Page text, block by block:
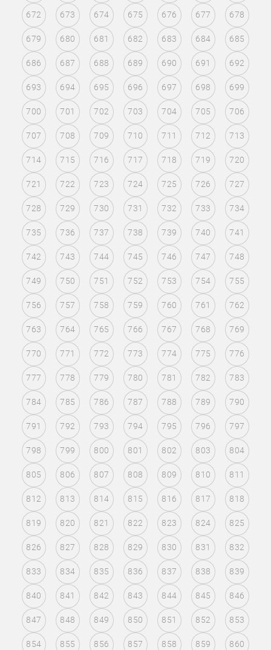
672 673 674 675 676 677 678
679 680 681 682 683 684 685
686 687 688 689 690 691 692
693 694 695 696 697 698 699
700 701 702 703 704 705 706
707 708 709 710 711 712 713
714 715 716 717 718 719 720
721 722 723 724 725 726 727
728 729 730 731 732 733 734
735 736 737 738 739 740 741
742 743 744 745 746 747 748
749 750 751 752 753 754 755
756 757 758 759 760 761 762
763 764 765 766 767 768 769
770 771 772 773 774 775 776
777 778 779 780 781 782 783
784 785 786 787 788 789 790
791 792 793 794 795 796 797
798 799 800 801 802 803 804
805 806 807 808 809 810 811
812 813 814 815 816 817 818
819 820 821 822 823 824 825
826 827 828 829 830 831 832
833 834 835 836 837 838 839
840 841 842 843 844 845 846
847 848 849 850 851 852 853
854 855 856 857 858 859 860